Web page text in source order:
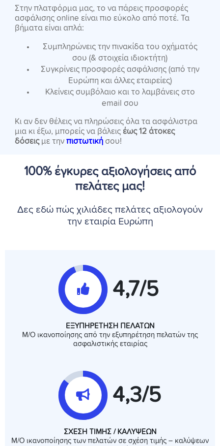
Στην πλατφόρμα μας, το να πάρεις προσφορές
ασφάλισης online είναι πιο εύκολο από ποτέ. Τα
βήματα είναι απλά:
Συμπληρώνεις την πινακίδα του οχήματός
σου (& στοιχεία ιδιοκτήτη)
Συγκρίνεις προσφορές ασφάλισης (από την
Ευρώπη και άλλες εταιρείες)
Κλείνεις συμβόλαιο και το λαμβάνεις στο
email σου
Κι αν δεν θέλεις να πληρώσεις όλα τα ασφάλιστρα
μια κι έξω, μπορείς να βάλεις έως 12 άτοκες
δόσειςμε την πιστωτική σου!
100% έγκυρες αξιολογήσεις από
πελάτες μας!
Δες εδώ πώς χιλιάδες πελάτες αξιολογούν
την εταιρία Ευρώπη
4,7/5
ΕΞΥΠΗΡΕΤΗΣΗ ΠΕΛΑΤΩΝ
Μ/Ο ικανοποίησης από την εξυπηρέτηση πελατών της
ασφαλιστικής εταιρίας
4,3/5
ΣΧΕΣΗ ΤΙΜΗΣ / ΚΑΛΥΨΕΩΝ
Μ/Ο ικανοποίησης των πελατών σε σχέση τιµής – καλύψεων